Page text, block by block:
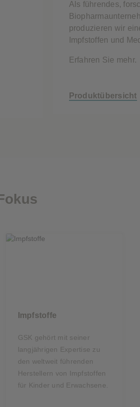
Als führendes,
produzieren wir
Impfstoffen und
Erfahren Sie mehr.
Produktübersicht
Impfstoffe
GSK gehört mit seiner
langjährigen Expertise zu
den weltweit führenden
Herstellern von Impfstoffen
für Kinder und Erwachsene.